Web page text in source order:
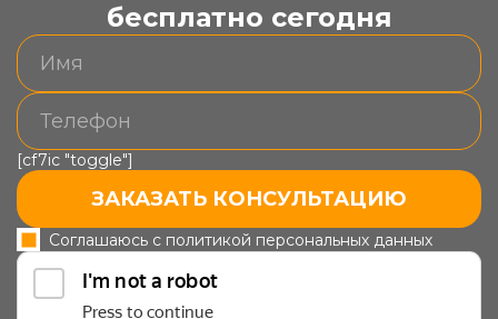
бесплатно сегодня
[cf7ic "toggle"]
ЗАКАЗАТЬ КОНСУЛЬТАЦИЮ
Соглашаюсь с политикой персональных данных